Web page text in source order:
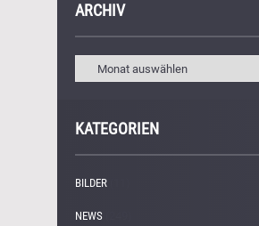
ARCHIV
KATEGORIEN
BILDER
NEWS